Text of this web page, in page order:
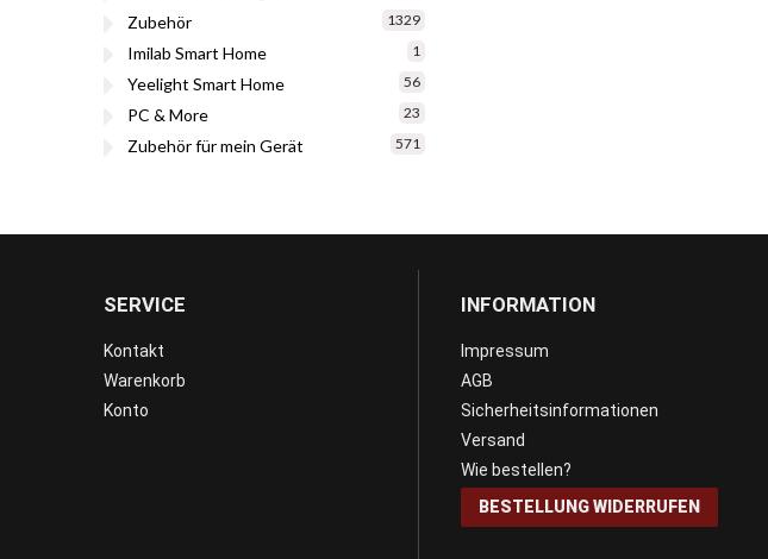
Zubehör 1329
Imilab Smart Home 1
Yeelight Smart Home 56
PC & More 23
Zubehör für mein Gerät 571
SERVICE
Kontakt
Warenkorb
Konto
INFORMATION
Impressum
AGB
Sicherheitsinformationen
Versand
Wie bestellen?
BESTELLUNG WIDERRUFEN